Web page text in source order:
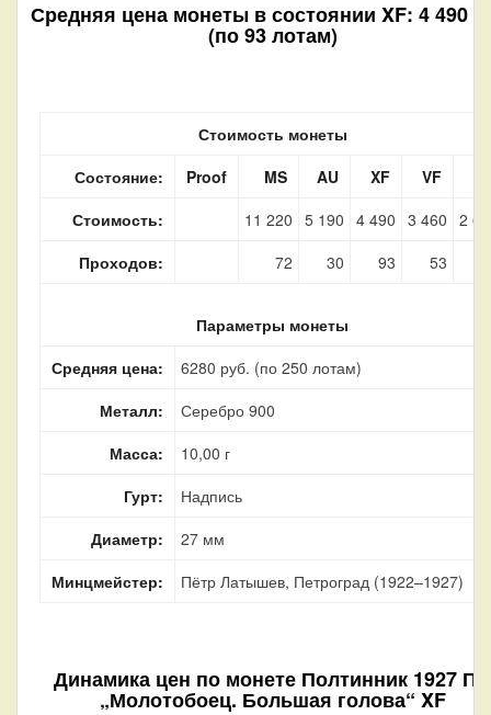
Средняя цена монеты в состоянии XF: 4 490
(по 93 лотам)
Стоимость монеты
Состояние:
Proof MS AU XF VF
Стоимость:
11 220 5 190 4 490 3 460 2
Проходов:
72 30 93 53
Параметры монеты
Средняя цена:
6280 руб. (по 250 лотам)
Металл:
Серебро 900
Масса:
10,00 г
Гурт:
Надпись
Диаметр:
27 мм
Минцмейстер:
Пётр Латышев, Петроград (1922–1927)
Динамика цен по монете Полтинник 1927 ПЛ
„Молотобоец. Большая голова“ XF